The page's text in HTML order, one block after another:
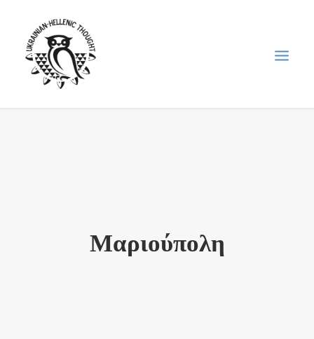
“ВІСНИК”/”ΑΓΓΕΛΙΑΦΌΡΟΣ”Μαριούπολη